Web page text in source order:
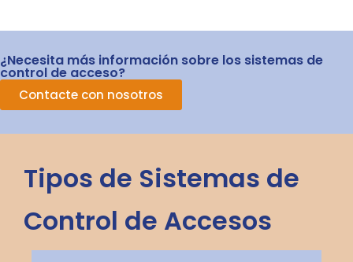
¿Necesita más información sobre los sistemas de
control de acceso?
Contacte con nosotros
Tipos de Sistemas de
Control de Accesos